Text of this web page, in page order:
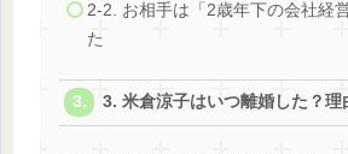
2-2. お相手は「2歳年下の会社経
た
3. 米倉涼子はいつ離婚した？理